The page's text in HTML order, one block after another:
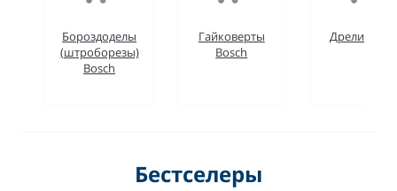
Бороздоделы
(штроборезы)
Bosch
Гайковерты
Bosch
Дрели
Бестселеры